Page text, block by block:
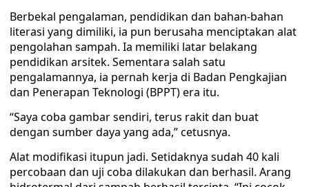
Berbekal pengalaman, pendidikan dan bahan-bahan
literasi yang dimiliki, ia pun berusaha menciptakan alat
pengolahan sampah. Ia memiliki latar belakang
pendidikan arsitek. Sementara salah satu
pengalamannya, ia pernah kerja di Badan Pengkajian
dan Penerapan Teknologi (BPPT) era itu.
“Saya coba gambar sendiri, terus rakit dan buat
dengan sumber daya yang ada,” cetusnya.
Alat modifikasi itupun jadi. Setidaknya sudah 40 kali
percobaan dan uji coba dilakukan dan berhasil. Arang